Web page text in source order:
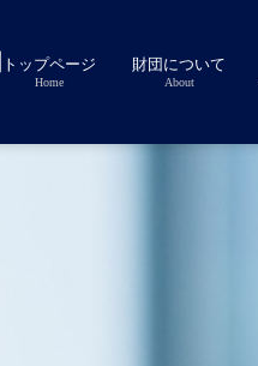
トップページ
Home
財団について
About